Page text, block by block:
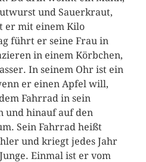
und Sauerkraut,
er mit einem Kilo
führt er seine Frau in
in einem Körbchen,
In seinem Ohr ist ein
er einen Apfel will,
Fahrrad in sein
und hinauf auf den
Sein Fahrrad heißt
und kriegt jedes Jahr
Einmal ist er vom